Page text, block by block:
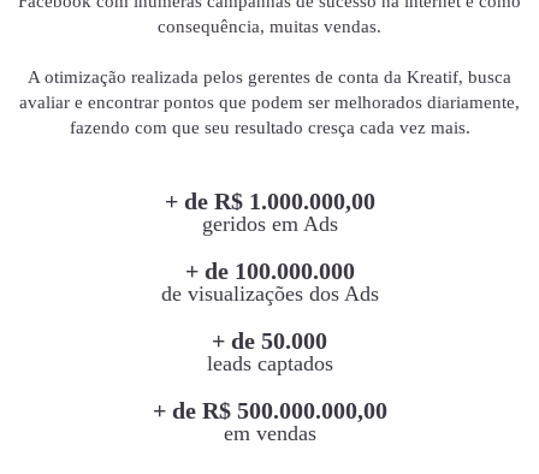
consequência, muitas vendas.
A otimização realizada pelos gerentes de conta da Kreatif, busca
avaliar e encontrar pontos que podem ser melhorados diariamente,
fazendo com que seu resultado cresça cada vez mais.
+ de R$ 1.000.000,00
geridos em Ads
+ de 100.000.000
de visualizações dos Ads
+ de 50.000
leads captados
+ de R$ 500.000.000,00
em vendas